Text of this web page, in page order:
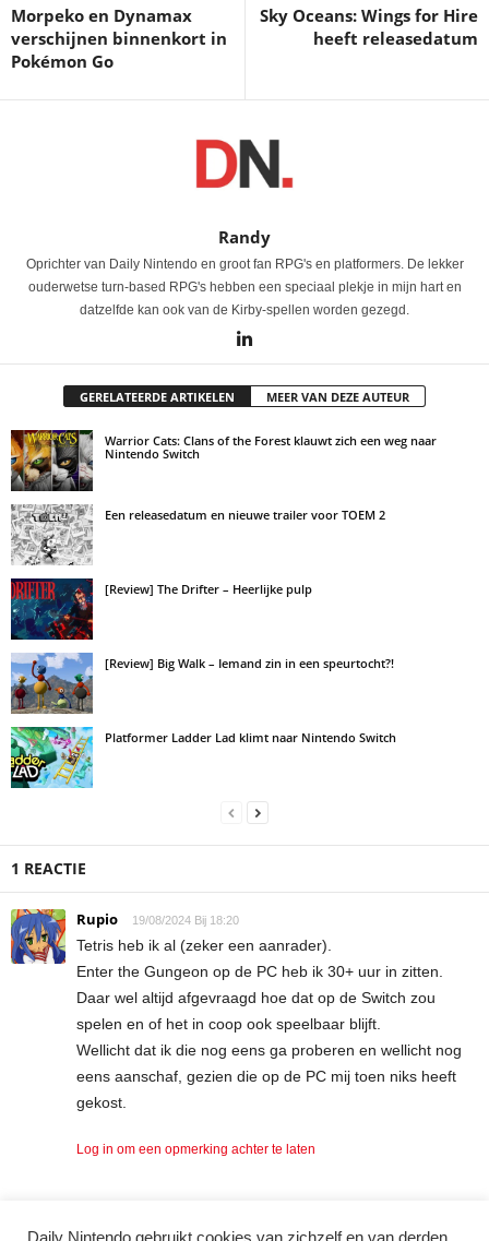
Morpeko en Dynamax
verschijnen binnenkort in
Pokémon Go
Sky Oceans: Wings for Hire
heeft releasedatum
Randy
Oprichter van Daily Nintendo en groot fan RPG's en platformers. De lekker
ouderwetse turn-based RPG's hebben een speciaal plekje in mijn hart en
datzelfde kan ook van de Kirby-spellen worden gezegd.
GERELATEERDE ARTIKELEN MEER VAN DEZE AUTEUR
Warrior Cats: Clans of the Forest klauwt zich een weg naar
Nintendo Switch
Een releasedatum en nieuwe trailer voor TOEM 2
[Review] The Drifter – Heerlijke pulp
[Review] Big Walk – Iemand zin in een speurtocht?!
Platformer Ladder Lad klimt naar Nintendo Switch
1 REACTIE
Rupio 19/08/2024 Bij 18:20
Tetris heb ik al (zeker een aanrader).
Enter the Gungeon op de PC heb ik 30+ uur in zitten.
Daar wel altijd afgevraagd hoe dat op de Switch zou
spelen en of het in coop ook speelbaar blijft.
Wellicht dat ik die nog eens ga proberen en wellicht nog
eens aanschaf, gezien die op de PC mij toen niks heeft
gekost.
Log in om een opmerking achter te laten